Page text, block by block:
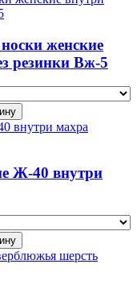
женские
резинки Вж-5
Ж-40 внутри